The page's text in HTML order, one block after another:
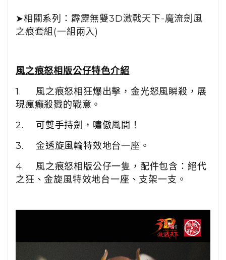
➤相關系列 ： 霹靂無雙3D激戰天下-魔流劍風
之痕套組(一組兩入)
風之痕怒相版公仔特色介紹
1.
風之痕怒相狂爆出擊，金光怒風瞬殺，展
現瘋癲殺戮的戰意。
2.
可雙手持劍，嘯傲風間！
3.
金透旋風輪特效地台一座。
4.
風之痕怒相版公仔一隻，配件包含：絕代
之狂、金旋風特效地台一座、支架一支。